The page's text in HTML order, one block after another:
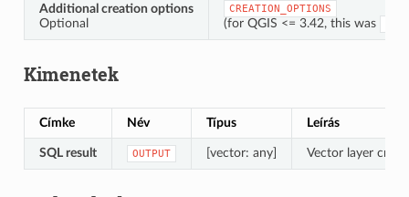
Additional creation options
Optional
CREATION_OPTIONS
(for QGIS <= 3.42, this was
Kimenetek
Címke Név Típus Leírás
SQL result OUTPUT [vector: any] Vector layer